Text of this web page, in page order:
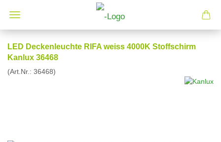
LED Deckenleuchte RIFA weiss 4000K Stoffschirm
Kanlux 36468
(Art.Nr.: 36468)